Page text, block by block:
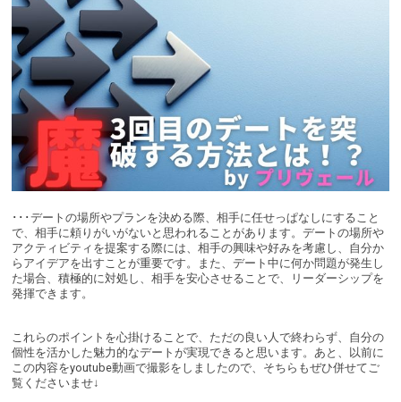
･･･デートの場所やプランを決める際、相手に任せっぱなしにすること
で、相手に頼りがいがないと思われることがあります。デートの場所や
アクティビティを提案する際には、相手の興味や好みを考慮し、自分か
らアイデアを出すことが重要です。また、デート中に何か問題が発生し
た場合、積極的に対処し、相手を安心させることで、リーダーシップを
発揮できます。
これらのポイントを心掛けることで、ただの良い人で終わらず、自分の
個性を活かした魅力的なデートが実現できると思います。あと、以前に
この内容をyoutube動画で撮影をしましたので、そちらもぜひ併せてご
覧くださいませ↓